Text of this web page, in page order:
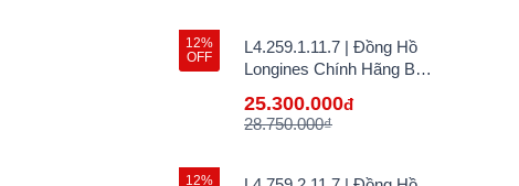
12%
OFF
L4.259.1.11.7 | Đồng Hồ
Longines Chính Hãng Bán
25.300.000đ
28.750.000₫
12%